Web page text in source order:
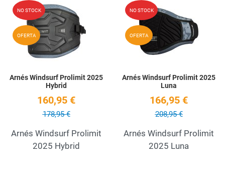
NO STOCK
OFERTA
Add to Wishlist
Quick View
Arnés Windsurf Prolimit 2025
Hybrid
160,95 €
178,95 €
Arnés Windsurf Prolimit
2025 Hybrid
NO STOCK
OFERTA
Arnés Windsurf Prolimit 2025
Luna
166,95 €
208,95 €
Arnés Windsurf Prolimit
2025 Luna